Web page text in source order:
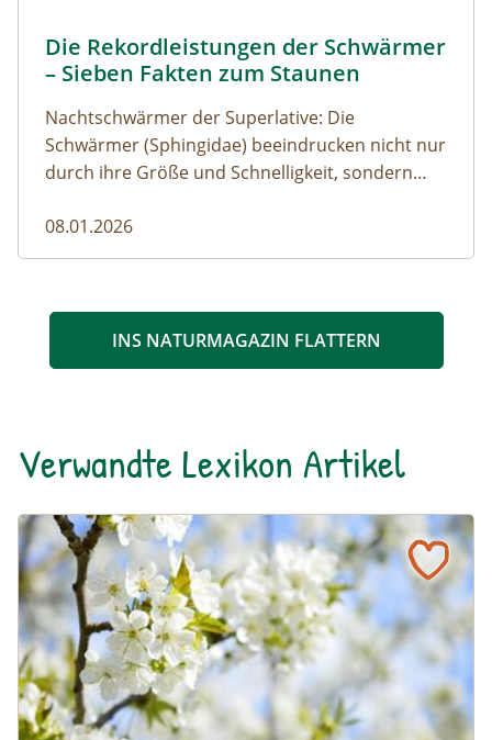
Naturmagazin: Die Rekordleistungen der Schwärmer
Die Rekordleistungen der Schwärmer
– Sieben Fakten zum Staunen
Nachtschwärmer der Superlative: Die
Schwärmer (Sphingidae) beeindrucken nicht nur
durch ihre Größe und Schnelligkeit, sondern
Rekordwachstum, lernfähige Raupen,
kilometerlange Wanderungen und faszinierende
Helikopter der Nacht und ihre cleveren Tricks in
der Natur!
08.01.2026
INS NATURMAGAZIN FLATTERN
Verwandte Lexikon Artikel
Vogelkirsche
Naturlexikon: Vogelkirsche